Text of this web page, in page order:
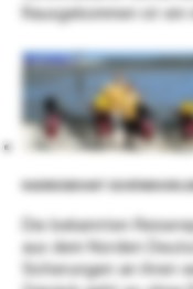
Rausgekommen ist
RADREISEN MIT SCHÖNEN
Die bekannten
aus dem Norden
Sicherungen an ihren